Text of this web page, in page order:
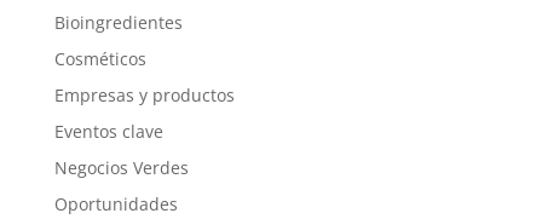
Bioingredientes
Cosméticos
Empresas y productos
Eventos clave
Negocios Verdes
Oportunidades